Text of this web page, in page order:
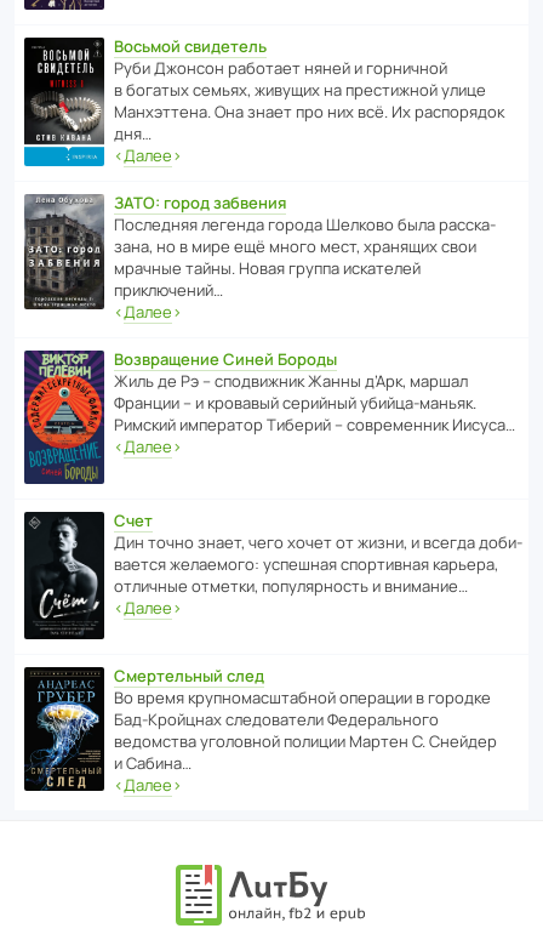
Восьмой свидетель
Руби Джонсон рабо­тает няней и горни­чной
в богатых семьях, живущих на прес­ти­жной улице
Манх­эт­тена. Она знает про них всё. Их распо­рядок
дня…
‹Далее›
ЗАТО: город забвения
После­дняя легенда города Шелково была расска­
зана, но в мире ещё много мест, хранящих свои
мрачные тайны. Новая группа иска­телей
приключений…
‹Далее›
Возвращение Синей Бороды
Жиль де Рэ – спод­ви­жник Жанны д’Арк, маршал
Франции – и кровавый серийный убийца-маньяк.
Римский импе­ратор Тиберий – совре­менник Иисуса…
‹Далее›
Счет
Дин точно знает, чего хочет от жизни, и всегда доби­
ва­ется жела­е­мого: успе­шная спор­ти­вная карьера,
отли­чные отметки, попу­ля­р­ность и внимание…
‹Далее›
Смертельный след
Во время круп­но­мас­ш­та­бной операции в городке
Бад‑Крой­цнах следо­ва­тели Феде­раль­ного
ведомства уголо­вной полиции Мартен С. Снейдер
и Сабина…
‹Далее›